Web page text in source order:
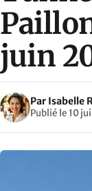
juin
Par Isabelle
Publié le 10